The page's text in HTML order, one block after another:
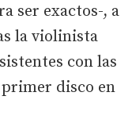
ser exactos-, a
la violinista
con las
primer disco en